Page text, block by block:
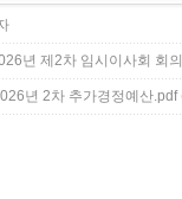
년 제2차 임시이사회 회
년 2차 추가경정예산.pdf